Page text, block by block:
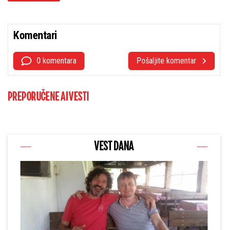
Komentari
0 komentara Pošaljite komentar
PREPORUČENE AI VESTI
VEST DANA